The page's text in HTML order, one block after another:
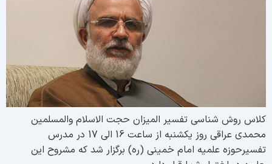
روش شناسی تفسیر المیزان حجت الاسلام والمسلمین
محمدی عراقی روز یکشنبه از ساعت 16 الی 17 در مدرس
علمیه امام خمینی (ره) برگزار شد که مشروح این